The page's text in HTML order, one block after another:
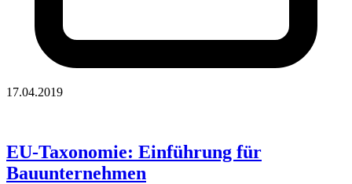
17.04.2019
EU-Taxonomie: Einführung für
Bauunternehmen